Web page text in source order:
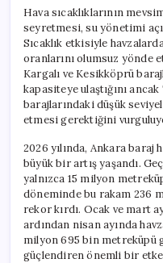
Hava sıcaklıklarının
seyretmesi, su yönetimi
Sıcaklık etkisiyle
oranlarını olumsuz yönde
Kargalı ve Kesikköprü
kapasiteye ulaştığını
barajlarındaki düşük
etmesi gerektiğini
2026 yılında, Ankara baraj
büyük bir artış yaşandı.
yalnızca 15 milyon
döneminde bu rakam 236
rekor kırdı. Ocak ve mart
ardından nisan ayında
milyon 695 bin metreküpü
güçlendiren önemli bir